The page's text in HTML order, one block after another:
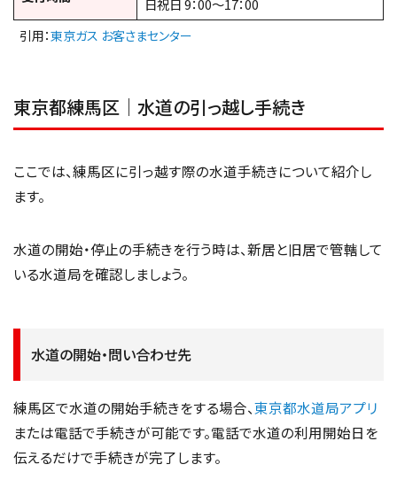
日祝日 9：00～17：00
引用：東京ガス お客さまセンター
東京都練馬区｜水道の引っ越し手続き
ここでは、練馬区に引っ越す際の水道手続きについて紹介し
ます。
水道の開始・停止の手続きを行う時は、新居と旧居で管轄して
いる水道局を確認しましょう。
水道の開始・問い合わせ先
練馬区で水道の開始手続きをする場合、東京都水道局アプリ
または電話で手続きが可能です。電話で水道の利用開始日を
伝えるだけで手続きが完了します。